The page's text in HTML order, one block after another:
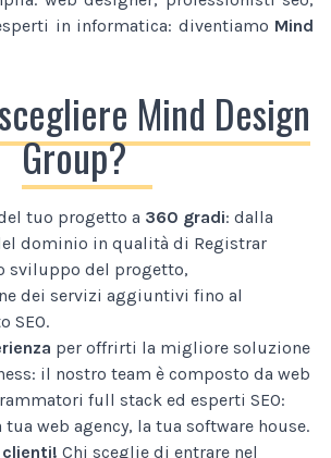
in informatica: diventiamo Mind
Mind Design
Group?
tuo progetto a 360 gradi: dalla
dominio in qualità di Registrar
sviluppo del progetto,
dei servizi aggiuntivi fino al
SEO.
per offrirti la migliore soluzione
il nostro team è composto da web
full stack ed esperti SEO:
web agency, la tua software house.
Chi sceglie di entrare nel